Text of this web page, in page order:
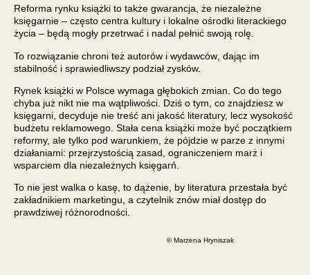
Reforma rynku książki to także gwarancja, że niezależne
księgarnie – często centra kultury i lokalne ośrodki literackiego
życia – będą mogły przetrwać i nadal pełnić swoją rolę.
To rozwiązanie chroni też autorów i wydawców , dając im
stabilność i sprawiedliwszy podział zysków.
Rynek książki w Polsce wymaga głębokich zmian. Co do tego
chyba już nikt nie ma wątpliwości. Dziś o tym, co znajdziesz w
księgarni, decyduje nie treść ani jakość literatury, lecz wysokość
budżetu reklamowego. Stała cena książki może być początkiem
reformy, ale tylko pod warunkiem, że pójdzie w parze z innymi
działaniami: przejrzystością zasad, ograniczeniem marż i
wsparciem dla niezależnych księgarń.
To nie jest walka o kasę, to dążenie, by literatura przestała być
zakładnikiem marketingu, a czytelnik znów miał dostęp do
prawdziwej różnorodności.
© Marzena Hryniszak